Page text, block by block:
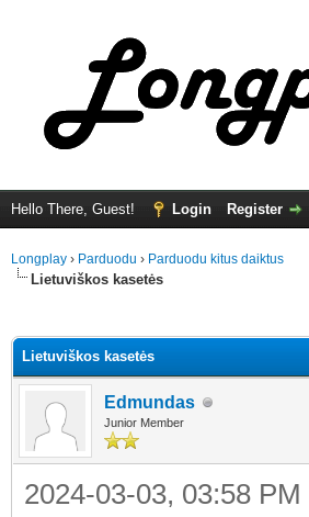
Hello There, Guest! Login Register
Longplay › Parduodu › Parduodu kitus daiktus
Lietuviškos kasetės
Lietuviškos kasetės
Edmundas
Junior Member
2024-03-03, 03:58 PM